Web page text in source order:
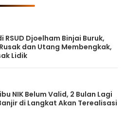
RSUD Djoelham Binjai Buruk,
dan Utang Membengkak,
Lidik
NIK Belum Valid, 2 Bulan Lagi
di Langkat Akan Terealisasi